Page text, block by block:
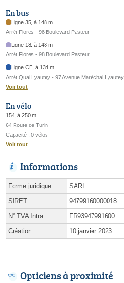
En bus
Ligne 35, à 148 m
Arrêt Flores - 98 Boulevard Pasteur
Ligne 18, à 148 m
Arrêt Flores - 98 Boulevard Pasteur
Ligne CE, à 134 m
Arrêt Quai Lyautey - 97 Avenue Maréchal Lyautey
Voir tout
En vélo
154, à 250 m
64 Route de Turin
Capacité : 0 vélos
Voir tout
Informations
Forme juridique SARL
SIRET 94799160000018
N° TVA Intra. FR93947991600
Création 10 janvier 2023
Opticiens à proximité